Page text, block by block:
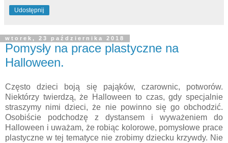
Udostępnij
wtorek, 23 października 2018
Pomysły na prace plastyczne na
Halloween.
Często dzieci boją się pająków, czarownic, potworów.
Niektórzy twierdzą, że Halloween to czas, gdy specjalnie
straszymy nimi dzieci, że nie powinno się go obchodzić.
Osobiście podchodzę z dystansem i wyważeniem do
Halloween i uważam, że robiąc kolorowe, pomysłowe prace
plastyczne w tej tematyce nie zrobimy dziecku krzywdy. Nie